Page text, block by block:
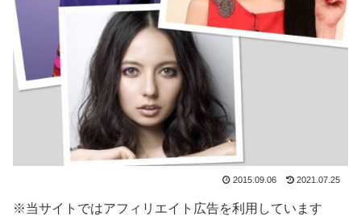
2015.09.06 2021.07.25
※当サイトではアフィリエイト広告を利用しています